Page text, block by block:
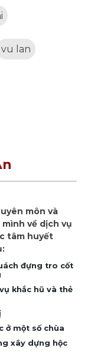
vu lan
môn và
về dịch vụ
tâm huyết
đựng tro cốt
khắc hũ và thẻ
ở một số chùa
xây dựng hộc